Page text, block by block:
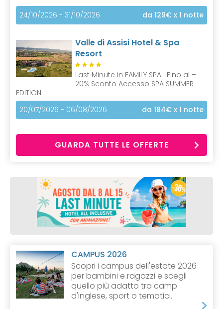
24/10/2026 - 31/10/2026 da 129€ x 1 notte
Valle di Assisi Hotel & Spa
Resort
Last Minute in FAMILY SPA | Fino al –
20% Sconto Accesso SPA SUMMER
EDITION
20/07/2026 - 06/08/2026
da 184€ x 1 notte
GUARDA TUTTE LE OFFERTE
CAMPUS 2026
Scopri i campus dell'estate 2026
per bambini e ragazzi e scegli
quello più adatto tra camp
d'inglese, sport o tematici.